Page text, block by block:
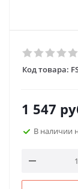
Код товара:
1 547
В наличии